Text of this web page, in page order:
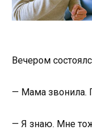
Вечером
— Мама звонила.
— Я знаю. Мне